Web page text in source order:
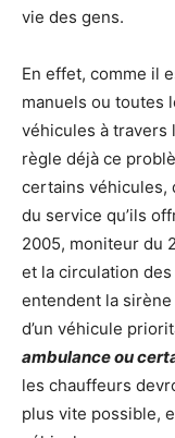
vie des gens.
En effet, comme il
manuels ou toutes
véhicules à travers
règle déjà ce
certains véhicules,
du service qu’ils
2005, moniteur du
et la circulation
entendent la
d’un véhicule
ambulance ou
les chauffeurs
plus vite possible,